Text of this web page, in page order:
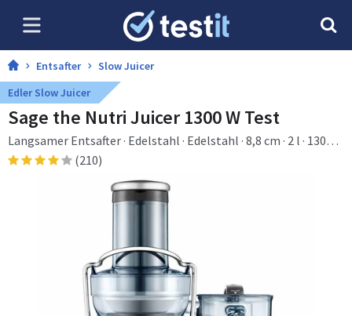
Entsafter
Slow Juicer
Edler Slow Juicer
Sage the Nutri Juicer 1300 W Test
Langsamer Entsafter · Edelstahl · Edelstahl · 8,8 cm · 2 l · 1300
W
(210)